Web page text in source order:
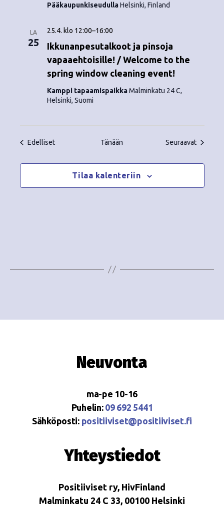
PääkaupunkiseudullaHelsinki, Finland
LA
25
Ikkunanpesutalkoot ja pinsoja
vapaaehtoisille! / Welcome to the
spring window cleaning event!
25.4. klo 12:00–16:00
Kamppi tapaamispaikkaMalminkatu 24 C,
Helsinki, Suomi
EdellisetTapahtumat Tänään Seuraavat
Tilaa kalenteriin
Neuvonta
ma-pe 10-16
Puhelin: 09 692 5441
Sähköposti: positiiviset@positiiviset.fi
Yhteystiedot
Positiiviset ry, HivFinland
Malminkatu 24 C 33, 00100 Helsinki